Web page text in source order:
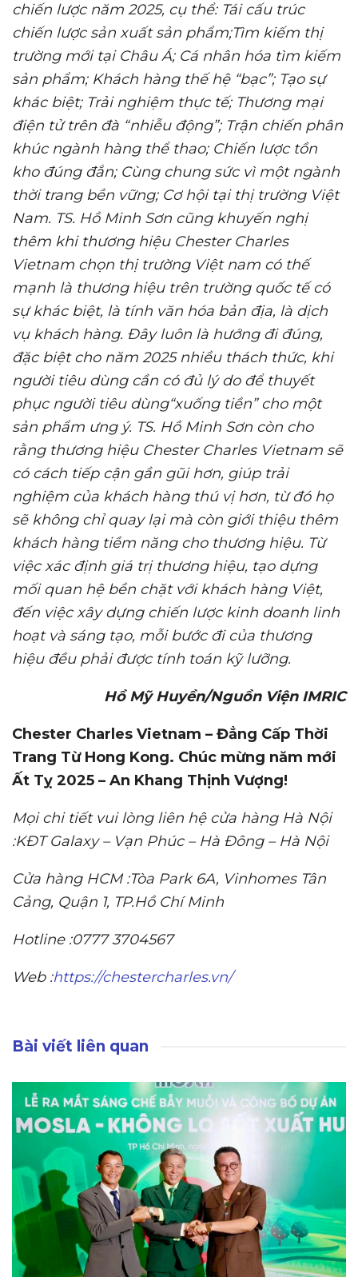
chiến lược năm 2025, cụ thể: Tái cấu trúc
chiến lược sản xuất sản phẩm;Tìm kiếm thị
trường mới tại Châu Á; Cá nhân hóa tìm kiếm
sản phẩm; Khách hàng thế hệ “bạc”; Tạo sự
khác biệt; Trải nghiệm thực tế; Thương mại
điện tử trên đà “nhiễu động”; Trận chiến phân
khúc ngành hàng thể thao; Chiến lược tồn
kho đúng đắn; Cùng chung sức vì một ngành
thời trang bền vững; Cơ hội tại thị trường Việt
Nam. TS. Hồ Minh Sơn cũng khuyến nghị
thêm khi thương hiệu Chester Charles
Vietnam chọn thị trường Việt nam có thế
mạnh là thương hiệu trên trường quốc tế có
sự khác biệt, là tính văn hóa bản địa, là dịch
vụ khách hàng. Đây luôn là hướng đi đúng,
đặc biệt cho năm 2025 nhiều thách thức, khi
người tiêu dùng cần có đủ lý do để thuyết
phụcngười tiêu dùng“xuống tiền” cho một
sản phẩm ưng ý. TS. Hồ Minh Sơn còn cho
rằng thương hiệu Chester Charles Vietnam sẽ
có cách tiếp cận gần gũi hơn, giúp trải
nghiệm của khách hàng thú vị hơn, từ đó họ
sẽ không chỉ quay lại mà còn giới thiệu thêm
khách hàng tiềm năng cho thương hiệu. Từ
việc xác định giá trị thương hiệu, tạo dựng
mối quan hệ bền chặt với khách hàngViệt,
đến việc xây dựng chiến lược kinh doanh linh
hoạt và sáng tạo, mỗi bước đi của thương
hiệu đều phải được tính toán kỹ lưỡng.
Hồ Mỹ Huyền/Nguồn Viện IMRIC
Chester Charles Vietnam – Đẳng Cấp Thời
Trang Từ Hong Kong. Chúc mừng năm mới
Ất Tỵ 2025 – An Khang Thịnh Vượng!
Mọi chi tiết vui lòng liên hệ cửa hàng Hà Nội
:KĐT Galaxy – Vạn Phúc – Hà Đông – Hà Nội
Cửa hàng HCM :Tòa Park 6A, Vinhomes Tân
Cảng, Quận 1, TP.Hồ Chí Minh
Hotline :0777 3704567
Web :https://chestercharles.vn/
Bài viết liên quan